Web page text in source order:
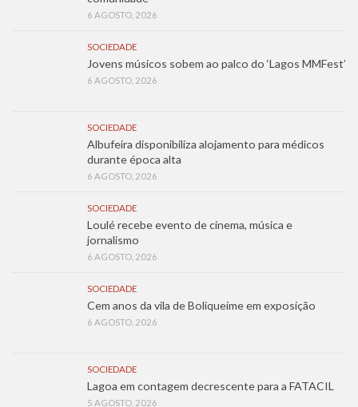
6 AGOSTO, 2026
SOCIEDADE
Jovens músicos sobem ao palco do ‘Lagos MMFest’
6 AGOSTO, 2026
SOCIEDADE
Albufeira disponibiliza alojamento para médicos
durante época alta
6 AGOSTO, 2026
SOCIEDADE
Loulé recebe evento de cinema, música e
jornalismo
6 AGOSTO, 2026
SOCIEDADE
Cem anos da vila de Boliqueime em exposição
6 AGOSTO, 2026
SOCIEDADE
Lagoa em contagem decrescente para a FATACIL
5 AGOSTO, 2026